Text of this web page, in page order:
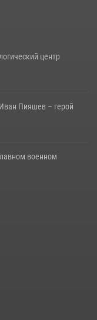
центр
Пияшев – герой
военном